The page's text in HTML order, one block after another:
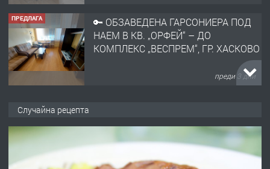
ПРЕДЛАГА
🔑 ОБЗАВЕДЕНА ГАРСОНИЕРА ПОД
НАЕМ В КВ. „ОРФЕЙ“ – ДО
КОМПЛЕКС „ВЕСПРЕМ“, ГР. ХАСКОВО
преди 3 дни
АПАРТАМЕНТ В ЦЕНТЪРА НА ГР.
ХАСКОВО
преди 4 дни
Случайна рецепта